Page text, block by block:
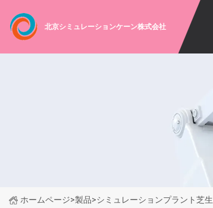
北京シミュレーションケーン株式会社
ホームページ>製品>シミュレーションプラント芝生